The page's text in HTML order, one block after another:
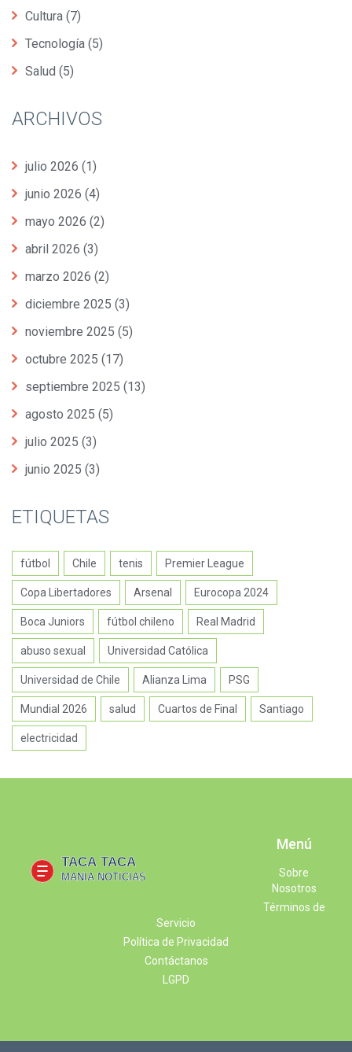
Cultura (7)
Tecnología (5)
Salud (5)
ARCHIVOS
julio 2026 (1)
junio 2026 (4)
mayo 2026 (2)
abril 2026 (3)
marzo 2026 (2)
diciembre 2025 (3)
noviembre 2025 (5)
octubre 2025 (17)
septiembre 2025 (13)
agosto 2025 (5)
julio 2025 (3)
junio 2025 (3)
ETIQUETAS
fútbol Chile tenis Premier League
Copa Libertadores Arsenal Eurocopa 2024
Boca Juniors fútbol chileno Real Madrid
abuso sexual Universidad Católica
Universidad de Chile Alianza Lima PSG
Mundial 2026 salud Cuartos de Final Santiago
electricidad
Menú
Sobre
Nosotros
Términos de
Servicio
Política de Privacidad
Contáctanos
LGPD